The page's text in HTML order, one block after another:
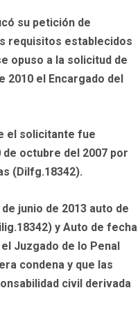
su petición de
requisitos establecidos
opuso a la solicitud de
el Encargado del
el solicitante fue
octubre del 2007 por
(Dilfg.18342).
junio de 2013 auto de
y Auto de fecha
Juzgado de lo Penal
condena y que las
civil derivada